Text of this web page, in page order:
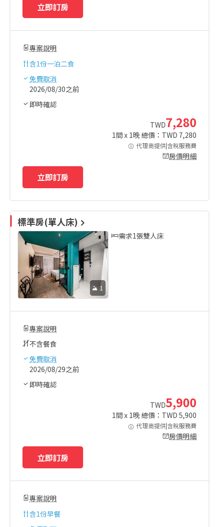
立即訂房
專案說明
含1份一泊二食
免費取消
2026/08/30之前
即時確認
TWD7,280
1間 x 1晚 總價：TWD 7,280
代理商提供|含稅服務費
房價明細
立即訂房
標準房(單人床)
1
需求1張雙人床
專案說明
不含餐食
免費取消
2026/08/29之前
即時確認
TWD5,900
1間 x 1晚 總價：TWD 5,900
代理商提供|含稅服務費
房價明細
立即訂房
專案說明
含1份早餐